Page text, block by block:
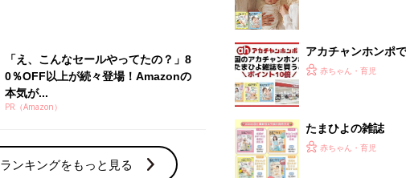
「え、こんなセールやってたの？」8
0％OFF以上が続々登場！Amazonの
本気が...
PR（Amazon）
ランキングをもっと見る
アカチャンホンポ
うとポイント10倍
赤ちゃん・育児
たまひよの雑誌
赤ちゃん・育児